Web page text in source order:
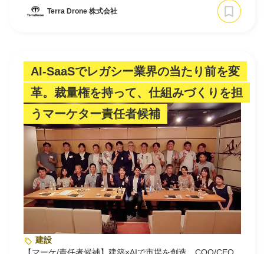
Terra Drone 株式会社
AI-SaaSでレガシー業界の当たり前を変
革。裁量権を持って、仕組みづくりを担
うマーケター責任者候補
建設